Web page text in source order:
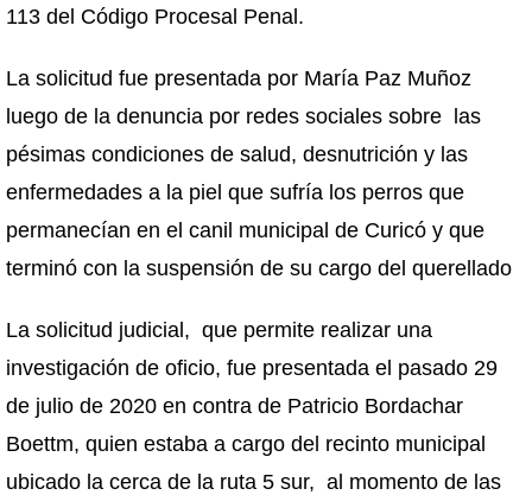
113 del Código Procesal Penal.
La solicitud fue presentada por María Paz Muñoz
luego de la denuncia por redes sociales sobre las
pésimas condiciones de salud, desnutrición y las
enfermedades a la piel que sufría los perros que
permanecían en el canil municipal de Curicó y que
terminó con la suspensión de su cargo del querellado
La solicitud judicial, que permite realizar una
investigación de oficio, fue presentada el pasado 29
de julio de 2020 en contra de Patricio Bordachar
Boettm, quien estaba a cargo del recinto municipal
ubicado la cerca de la ruta 5 sur, al momento de las